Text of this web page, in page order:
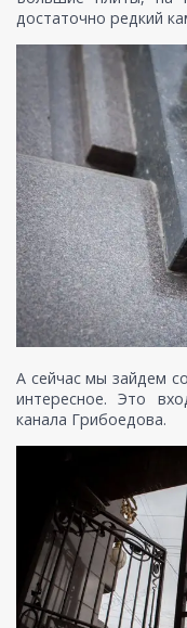
достаточно редкий
А сейчас мы зайдем
интересное. Это
канала Грибоедова.